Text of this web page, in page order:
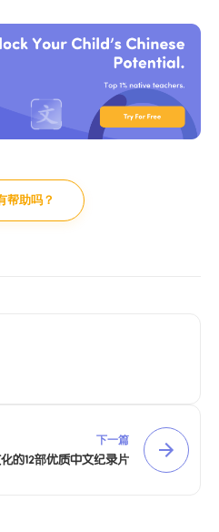
帮助吗？
下一篇
的12部优质中文纪录片